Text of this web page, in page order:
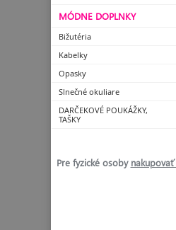
MÓDNE DOPLNKY
Bižutéria
Kabelky
Opasky
Slnečné okuliare
DARČEKOVÉ POUKÁŽKY,
TAŠKY
Pre fyzické osoby nakupovať